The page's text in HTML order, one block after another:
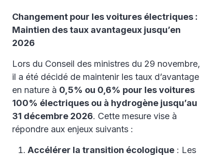
Changement pour les voitures électriques :
Maintien des taux avantageux jusqu’en
2026
Lors du Conseil des ministres du 29 novembre,
il a été décidé de maintenir les taux d’avantage
en nature à 0,5% ou 0,6% pour les voitures
100% électriques ou à hydrogène jusqu’au
31 décembre 2026. Cette mesure vise à
répondre aux enjeux suivants :
Accélérer la transition écologique : Les